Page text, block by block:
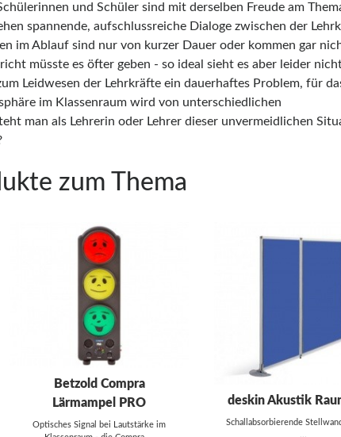
und Schüler sind mit derselben Freude am
spannende, aufschlussreiche Dialoge zwischen der
im Ablauf sind nur von kurzer Dauer oder kommen gar
müsste es öfter geben - so ideal sieht es aber leider
Leidwesen der Lehrkräfte ein dauerhaftes Problem, für
im Klassenraum wird von unterschiedlichen
man als Lehrerin oder Lehrer dieser unvermeidlichen
zum Thema
Betzold Compra
Lärmampel PRO
Optisches Signal bei Lautstärke im
deskin Akustik
Schallabsorbierende